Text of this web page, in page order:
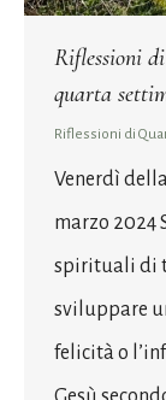
Riflessioni
quarta
Riflessioni di
Venerdì
marzo 2024
spirituali di
sviluppare
felicità o